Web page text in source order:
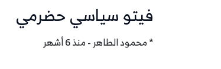
فيتو سياسي حضرمي
* محمود الطاهر - منذ 6 أشهر